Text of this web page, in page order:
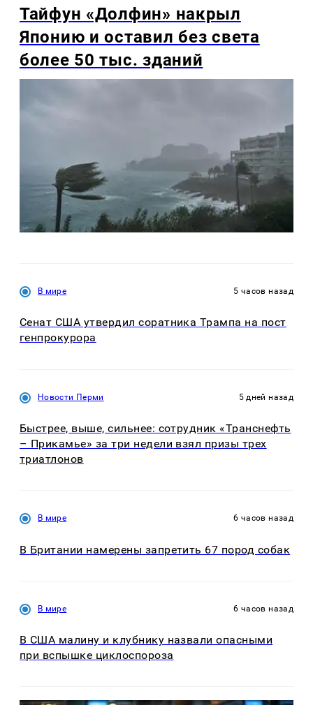
Тайфун «Долфин» накрыл
Японию и оставил без света
более 50 тыс. зданий
В мире 5 часов назад
Сенат США утвердил соратника Трампа на пост
генпрокурора
Новости Перми 5 дней назад
Быстрее, выше, сильнее: сотрудник «Транснефть
– Прикамье» за три недели взял призы трех
триатлонов
В мире 6 часов назад
В Британии намерены запретить 67 пород собак
В мире 6 часов назад
В США малину и клубнику назвали опасными
при вспышке циклоспороза